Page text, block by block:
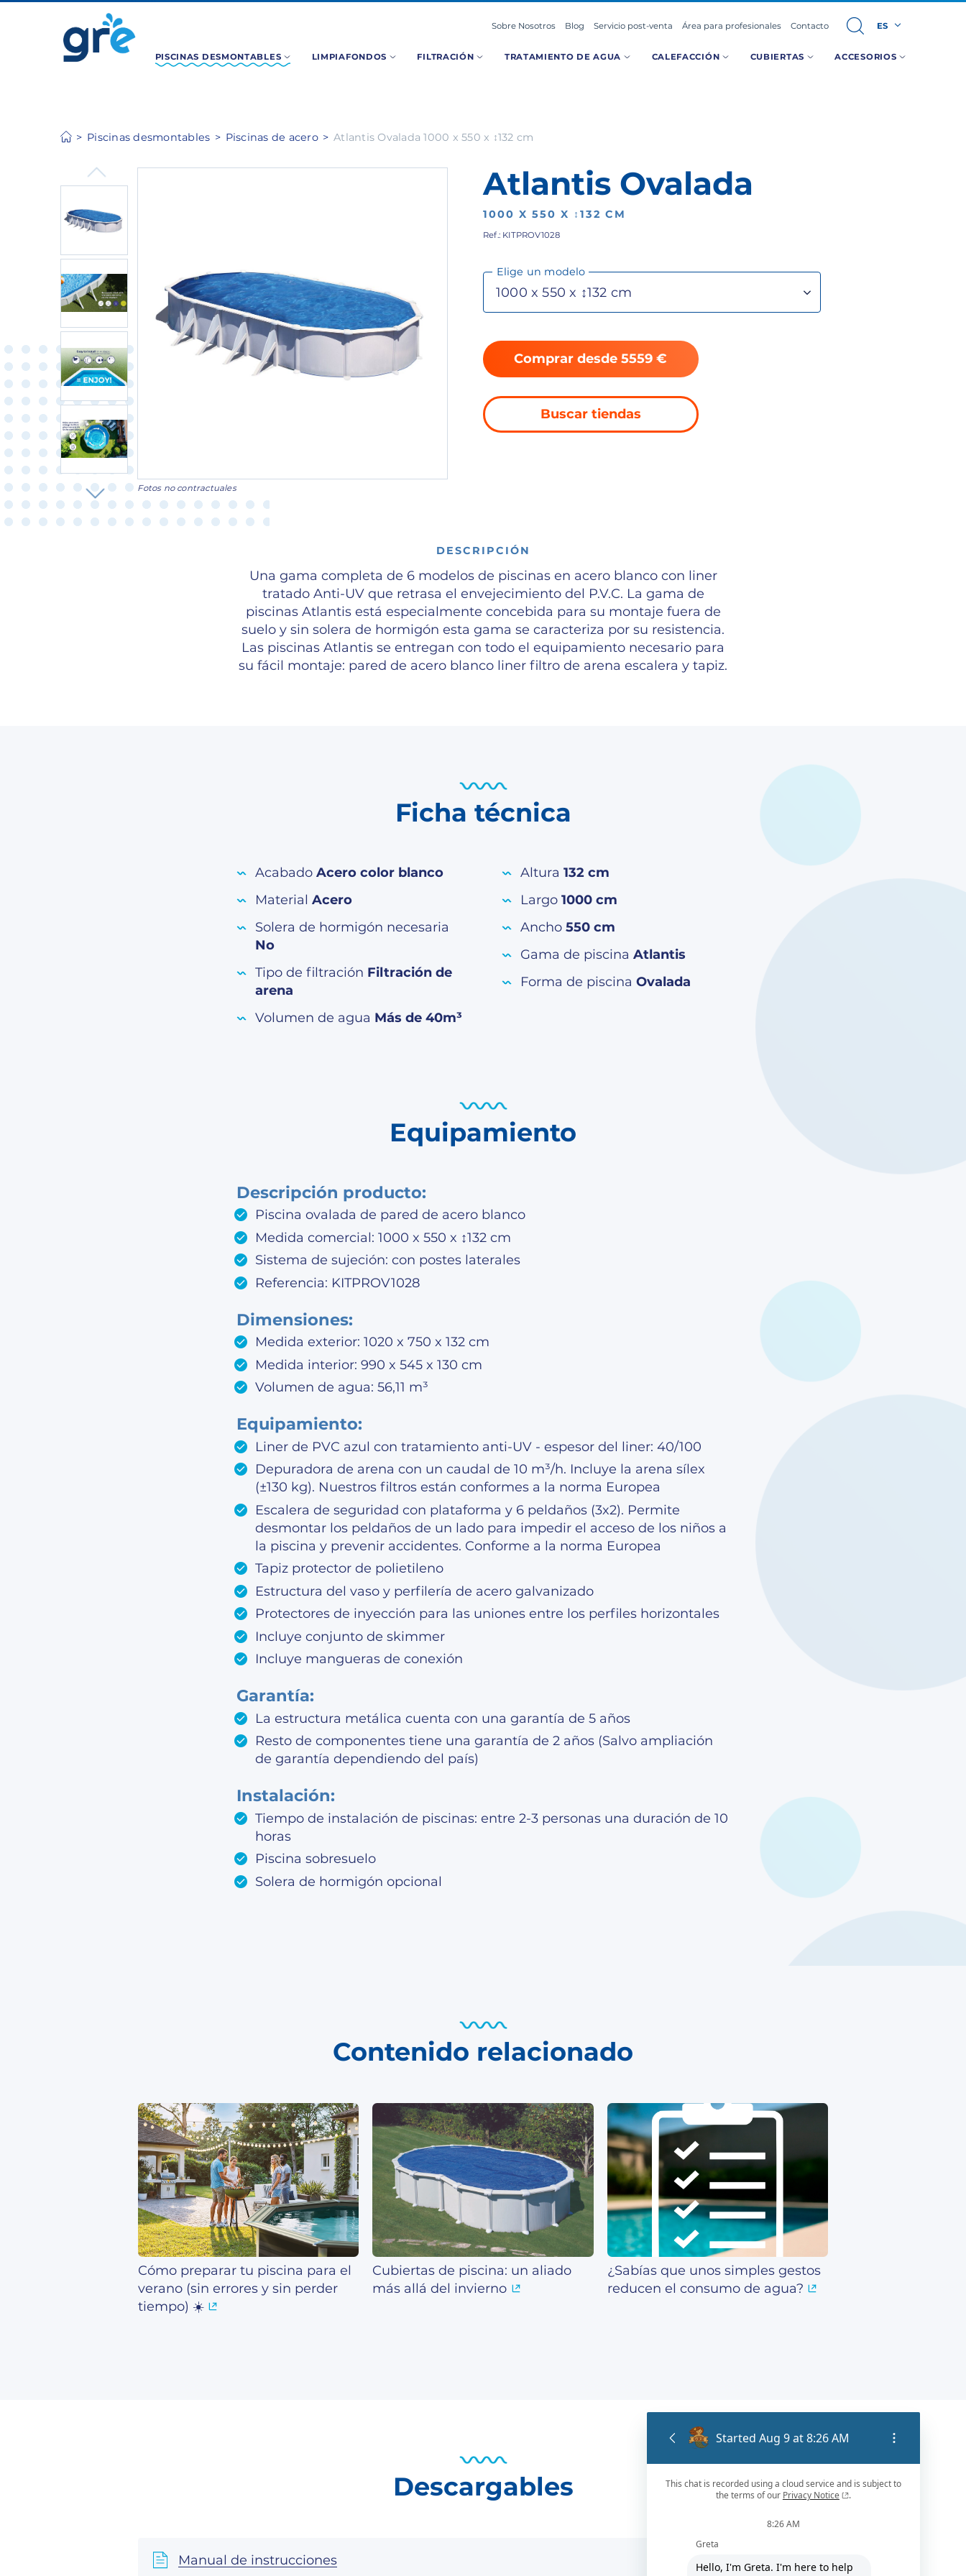
PISCINAS DESMONTABLES LIMPIAFONDOS FILTRACIÓN TRATAMIENTO DE AGUA CALEFACCIÓN CUBIERTAS ACCESORIOS
Sobre Nosotros Blog Servicio post-venta Área para profesionales Contacto ES
Piscinas desmontables Piscinas de acero Atlantis Ovalada 1000 x 550 x ↕132 cm
Fotos no contractuales
Elige un modelo
Atlantis Ovalada
1000 X 550 X ↕132 CM
Ref.: KITPROV1028
Comprar desde 5559 €
Buscar tiendas
DESCRIPCIÓN
Una gama completa de 6 modelos de piscinas en acero blanco con liner
tratado Anti-UV que retrasa el envejecimiento del P.V.C. La gama de
piscinas Atlantis está especialmente concebida para su montaje fuera de
suelo y sin solera de hormigón esta gama se caracteriza por su resistencia.
Las piscinas Atlantis se entregan con todo el equipamiento necesario para
su fácil montaje: pared de acero blanco liner filtro de arena escalera y tapiz.
Ficha técnica
Acabado Acero color blanco
Material Acero
Solera de hormigón necesaria
No
Tipo de filtración Filtración de
arena
Volumen de agua Más de 40m³
Altura 132 cm
Largo 1000 cm
Ancho 550 cm
Gama de piscina Atlantis
Forma de piscina Ovalada
Equipamiento
Descripción producto:
Piscina ovalada de pared de acero blanco
Medida comercial: 1000 x 550 x ↕132 cm
Sistema de sujeción: con postes laterales
Referencia: KITPROV1028
Dimensiones:
Medida exterior: 1020 x 750 x 132 cm
Medida interior: 990 x 545 x 130 cm
Volumen de agua: 56,11 m³
Equipamiento:
Liner de PVC azul con tratamiento anti-UV - espesor del liner: 40/100
Depuradora de arena con un caudal de 10 m³/h. Incluye la arena sílex
(±130 kg). Nuestros filtros están conformes a la norma Europea
Escalera de seguridad con plataforma y 6 peldaños (3x2). Permite
desmontar los peldaños de un lado para impedir el acceso de los niños a
la piscina y prevenir accidentes. Conforme a la norma Europea
Tapiz protector de polietileno
Estructura del vaso y perfilería de acero galvanizado
Protectores de inyección para las uniones entre los perfiles horizontales
Incluye conjunto de skimmer
Incluye mangueras de conexión
Garantía:
La estructura metálica cuenta con una garantía de 5 años
Resto de componentes tiene una garantía de 2 años (Salvo ampliación
de garantía dependiendo del país)
Instalación:
Tiempo de instalación de piscinas: entre 2-3 personas una duración de 10
horas
Piscina sobresuelo
Solera de hormigón opcional
Contenido relacionado
Cómo preparar tu piscina para el
verano (sin errores y sin perder
tiempo) ☀️
Cubiertas de piscina: un aliado
más allá del invierno
¿Sabías que unos simples gestos
reducen el consumo de agua?
Descargables
Manual de instrucciones ES